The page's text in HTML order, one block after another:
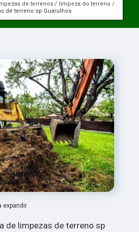
de terrenos
limpeza do terreno
de terreno sp Guarulhos
expandir
de limpezas de terreno sp